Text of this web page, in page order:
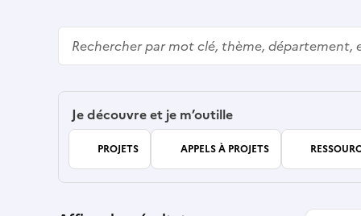
Je découvre et je m’outille
PROJETS APPELS À PROJETS